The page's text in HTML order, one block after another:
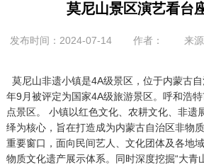
莫尼山景区演艺看台
发布时间：2024-07-14 作者： 来源
莫尼山非遗小镇是4A级景区，位于内蒙古
年9月被评定为国家4A级旅游景区。呼和浩
点景区。 小镇以红色文化、农耕文化、非遗
绎为核心，旨在打造成为内蒙古自治区非物
重要窗口，面向民间艺人、文化团体及各地
物质文化遗产展示体系。同时深度挖掘“大青